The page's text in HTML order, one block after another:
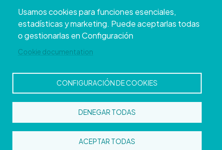
Usamos cookies para funciones esenciales,
estadísticas y marketing. Puede aceptarlas todas
o gestionarlas en Configuración
Cookie documentation
CONFIGURACIÓN DE COOKIES
DENEGAR TODAS
ACEPTAR TODAS
Reservados todos los derechos
Aviso
Accesibilidad Protección de